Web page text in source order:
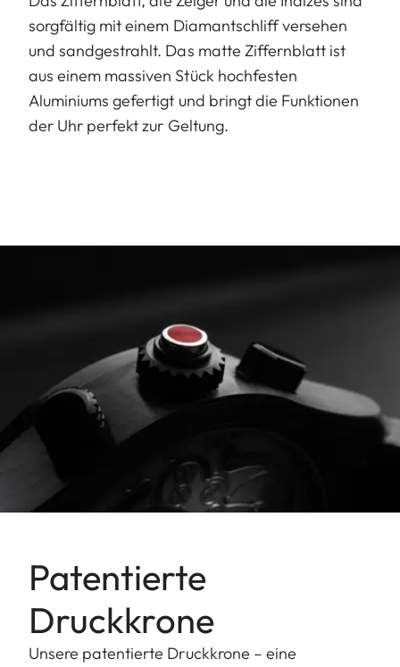
sorgfältig mit einem Diamantschliff versehen
und sandgestrahlt. Das matte Ziffernblatt ist
aus einem massiven Stück hochfesten
Aluminiums gefertigt und bringt die Funktionen
der Uhr perfekt zur Geltung.
Patentierte
Druckkrone
Unsere patentierte Druckkrone – eine